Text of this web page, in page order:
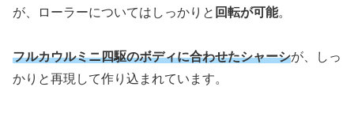
が、ローラーについてはしっかりと 回転が可能。
フルカウルミニ四駆のボディに合わせたシャーシが、しっ
かりと再現して作り込まれています。